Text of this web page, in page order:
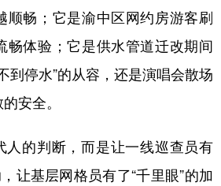
顺畅；它是渝中区网约房游客刷
畅体验；它是供水管道迁改期间
到停水”的从容，还是演唱会散场
安全。
的判断，而是让一线巡查员有
让基层网格员有了“千里眼”的加